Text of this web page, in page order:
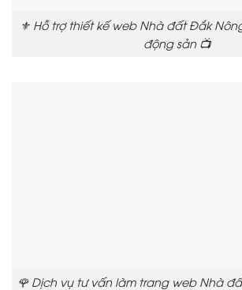
⚜️ Hỗ trợ thiết kế web Nhà đất Đắk
động sản 📺
🌹 Dịch vụ tư vấn làm trang web Nhà